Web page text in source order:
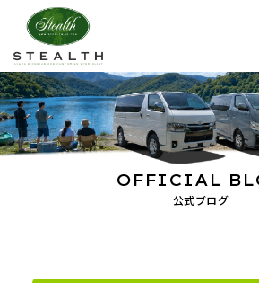
公式ブログ
OFFICIAL